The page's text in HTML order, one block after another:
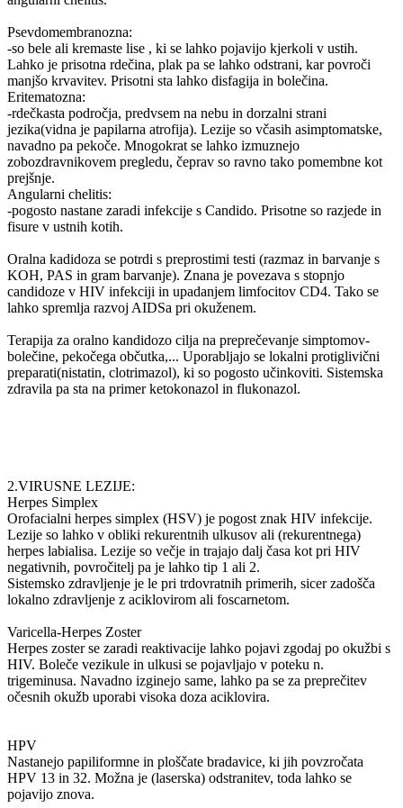
Psevdomembranozna:
-so bele ali kremaste lise , ki se lahko pojavijo kjerkoli v ustih.
Lahko je prisotna rdečina, plak pa se lahko odstrani, kar povroči
manjšo krvavitev. Prisotni sta lahko disfagija in bolečina.
Eritematozna:
-rdečkasta področja, predvsem na nebu in dorzalni strani
jezika(vidna je papilarna atrofija). Lezije so včasih asimptomatske,
navadno pa pekoče. Mnogokrat se lahko izmuznejo
zobozdravnikovem pregledu, čeprav so ravno tako pomembne kot
prejšnje.
Angularni chelitis:
-pogosto nastane zaradi infekcije s Candido. Prisotne so razjede in
fisure v ustnih kotih.
Oralna kadidoza se potrdi s preprostimi testi (razmaz in barvanje s
KOH, PAS in gram barvanje). Znana je povezava s stopnjo
candidoze v HIV infekciji in upadanjem limfocitov CD4. Tako se
lahko spremlja razvoj AIDSa pri okuženem.
Terapija za oralno kandidozo cilja na preprečevanje simptomov-
bolečine, pekočega občutka,... Uporabljajo se lokalni protiglivični
preparati(nistatin, clotrimazol), ki so pogosto učinkoviti. Sistemska
zdravila pa sta na primer ketokonazol in flukonazol.
2.VIRUSNE LEZIJE:
Herpes Simplex
Orofacialni herpes simplex (HSV) je pogost znak HIV infekcije.
Lezije so lahko v obliki rekurentnih ulkusov ali (rekurentnega)
herpes labialisa. Lezije so večje in trajajo dalj časa kot pri HIV
negativnih, povročitelj pa je lahko tip 1 ali 2.
Sistemsko zdravljenje je le pri trdovratnih primerih, sicer zadošča
lokalno zdravljenje z aciklovirom ali foscarnetom.
Varicella-Herpes Zoster
Herpes zoster se zaradi reaktivacije lahko pojavi zgodaj po okužbi s
HIV. Boleče vezikule in ulkusi se pojavljajo v poteku n.
trigeminusa. Navadno izginejo same, lahko pa se za preprečitev
očesnih okužb uporabi visoka doza aciklovira.
HPV
Nastanejo papiliformne in ploščate bradavice, ki jih povzročata
HPV 13 in 32. Možna je (laserska) odstranitev, toda lahko se
pojavijo znova.